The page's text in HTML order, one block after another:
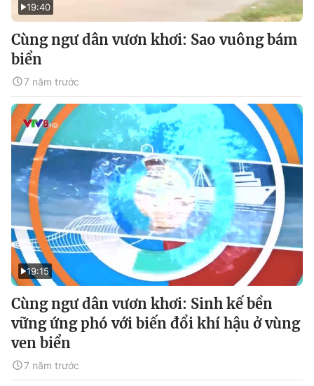
19:40
Cùng ngư dân vươn khơi: Sao vuông bám
biển
7 năm trước
19:15
Cùng ngư dân vươn khơi: Sinh kế bền
vững ứng phó với biến đổi khí hậu ở vùng
ven biển
7 năm trước